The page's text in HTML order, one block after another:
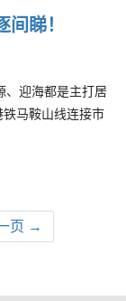
睇！
、迎海都是主打居
马鞍山线连接市
页 →